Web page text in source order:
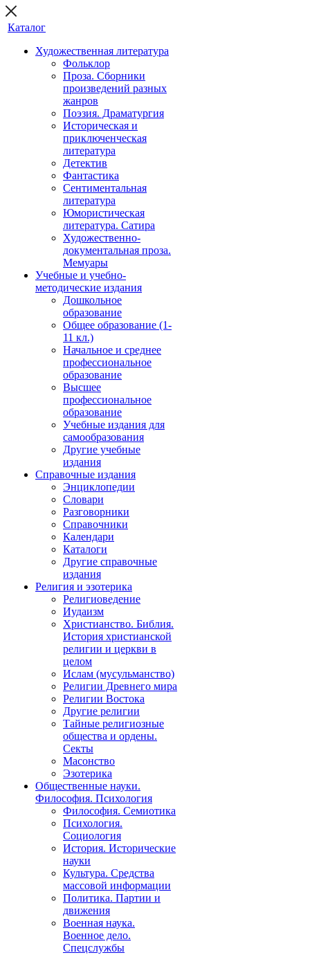
Каталог
Художественная литература
Фольклор
Проза. Сборники
произведений разных
жанров
Поэзия. Драматургия
Историческая и
приключенческая
литература
Детектив
Фантастика
Сентиментальная
литература
Юмористическая
литература. Сатира
Художественно-
документальная проза.
Мемуары
Учебные и учебно-
методические издания
Дошкольное
образование
Общее образование (1-
11 кл.)
Начальное и среднее
профессиональное
образование
Высшее
профессиональное
образование
Учебные издания для
самообразования
Другие учебные
издания
Справочные издания
Энциклопедии
Словари
Разговорники
Справочники
Календари
Каталоги
Другие справочные
издания
Религия и эзотерика
Религиоведение
Иудаизм
Христианство. Библия.
История христианской
религии и церкви в
целом
Ислам (мусульманство)
Религии Древнего мира
Религии Востока
Другие религии
Тайные религиозные
общества и ордены.
Секты
Масонство
Эзотерика
Общественные науки.
Философия. Психология
Философия. Семиотика
Психология.
Социология
История. Исторические
науки
Культура. Средства
массовой информации
Политика. Партии и
движения
Военная наука.
Военное дело.
Спецслужбы